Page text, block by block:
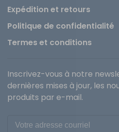
Expédition et retours
Politique de confidentialité
Termes et conditions
Inscrivez-vous à notre
dernières mises à jour, les
produits par e-mail.